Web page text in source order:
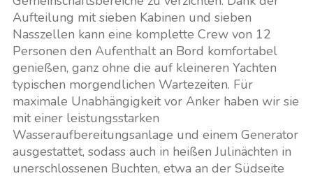
Aufteilung mit sieben Kabinen und sieben
Nasszellen kann eine komplette Crew von 12
Personen den Aufenthalt an Bord komfortabel
genießen, ganz ohne die auf kleineren Yachten
typischen morgendlichen Wartezeiten. Für
maximale Unabhängigkeit vor Anker haben wir sie
mit einer leistungsstarken
Wasseraufbereitungsanlage und einem Generator
ausgestattet, sodass auch in heißen Julinächten in
unerschlossenen Buchten, etwa an der Südseite